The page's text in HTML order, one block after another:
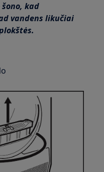
kad
vandens likučiai